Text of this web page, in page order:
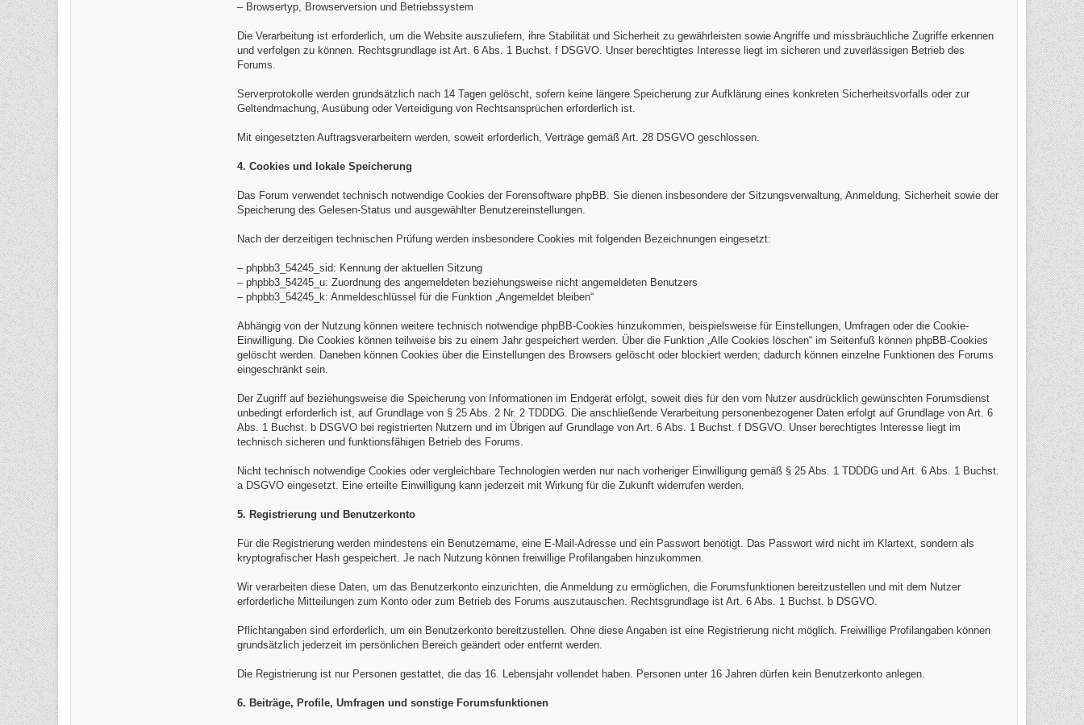
– Browsertyp, Browserversion und Betriebssystem
Die Verarbeitung ist erforderlich, um die Website auszuliefern, ihre Stabilität und Sicherheit zu gewährleisten sowie Angriffe und missbräuchliche Zugriffe erkennen
und verfolgen zu können. Rechtsgrundlage ist Art. 6 Abs. 1 Buchst. f DSGVO. Unser berechtigtes Interesse liegt im sicheren und zuverlässigen Betrieb des
Forums.
Serverprotokolle werden grundsätzlich nach 14 Tagen gelöscht, sofern keine längere Speicherung zur Aufklärung eines konkreten Sicherheitsvorfalls oder zur
Geltendmachung, Ausübung oder Verteidigung von Rechtsansprüchen erforderlich ist.
Mit eingesetzten Auftragsverarbeitern werden, soweit erforderlich, Verträge gemäß Art. 28 DSGVO geschlossen.
4. Cookies und lokale Speicherung
Das Forum verwendet technisch notwendige Cookies der Forensoftware phpBB. Sie dienen insbesondere der Sitzungsverwaltung, Anmeldung, Sicherheit sowie der
Speicherung des Gelesen-Status und ausgewählter Benutzereinstellungen.
Nach der derzeitigen technischen Prüfung werden insbesondere Cookies mit folgenden Bezeichnungen eingesetzt:
– phpbb3_54245_sid: Kennung der aktuellen Sitzung
– phpbb3_54245_u: Zuordnung des angemeldeten beziehungsweise nicht angemeldeten Benutzers
– phpbb3_54245_k: Anmeldeschlüssel für die Funktion „Angemeldet bleiben“
Abhängig von der Nutzung können weitere technisch notwendige phpBB-Cookies hinzukommen, beispielsweise für Einstellungen, Umfragen oder die Cookie-
Einwilligung. Die Cookies können teilweise bis zu einem Jahr gespeichert werden. Über die Funktion „Alle Cookies löschen“ im Seitenfuß können phpBB-Cookies
gelöscht werden. Daneben können Cookies über die Einstellungen des Browsers gelöscht oder blockiert werden; dadurch können einzelne Funktionen des Forums
eingeschränkt sein.
Der Zugriff auf beziehungsweise die Speicherung von Informationen im Endgerät erfolgt, soweit dies für den vom Nutzer ausdrücklich gewünschten Forumsdienst
unbedingt erforderlich ist, auf Grundlage von § 25 Abs. 2 Nr. 2 TDDDG. Die anschließende Verarbeitung personenbezogener Daten erfolgt auf Grundlage von Art. 6
Abs. 1 Buchst. b DSGVO bei registrierten Nutzern und im Übrigen auf Grundlage von Art. 6 Abs. 1 Buchst. f DSGVO. Unser berechtigtes Interesse liegt im
technisch sicheren und funktionsfähigen Betrieb des Forums.
Nicht technisch notwendige Cookies oder vergleichbare Technologien werden nur nach vorheriger Einwilligung gemäß § 25 Abs. 1 TDDDG und Art. 6 Abs. 1 Buchst.
a DSGVO eingesetzt. Eine erteilte Einwilligung kann jederzeit mit Wirkung für die Zukunft widerrufen werden.
5. Registrierung und Benutzerkonto
Für die Registrierung werden mindestens ein Benutzername, eine E-Mail-Adresse und ein Passwort benötigt. Das Passwort wird nicht im Klartext, sondern als
kryptografischer Hash gespeichert. Je nach Nutzung können freiwillige Profilangaben hinzukommen.
Wir verarbeiten diese Daten, um das Benutzerkonto einzurichten, die Anmeldung zu ermöglichen, die Forumsfunktionen bereitzustellen und mit dem Nutzer
erforderliche Mitteilungen zum Konto oder zum Betrieb des Forums auszutauschen. Rechtsgrundlage ist Art. 6 Abs. 1 Buchst. b DSGVO.
Pflichtangaben sind erforderlich, um ein Benutzerkonto bereitzustellen. Ohne diese Angaben ist eine Registrierung nicht möglich. Freiwillige Profilangaben können
grundsätzlich jederzeit im persönlichen Bereich geändert oder entfernt werden.
Die Registrierung ist nur Personen gestattet, die das 16. Lebensjahr vollendet haben. Personen unter 16 Jahren dürfen kein Benutzerkonto anlegen.
6. Beiträge, Profile, Umfragen und sonstige Forumsfunktionen